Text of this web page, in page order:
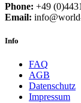
Phone: +49
Email:
Info
FAQ
AGB
Datenschutz
Impressum